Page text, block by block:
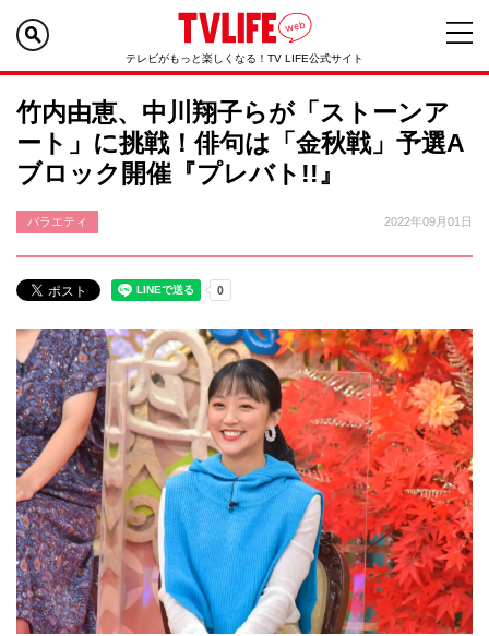
テレビがもっと楽しくなる！TV LIFE公式サイト
竹内由恵、中川翔子らが「ストーンア
ート」に挑戦！俳句は「金秋戦」予選A
ブロック開催『プレバト!!』
バラエティ 2022年09月01日